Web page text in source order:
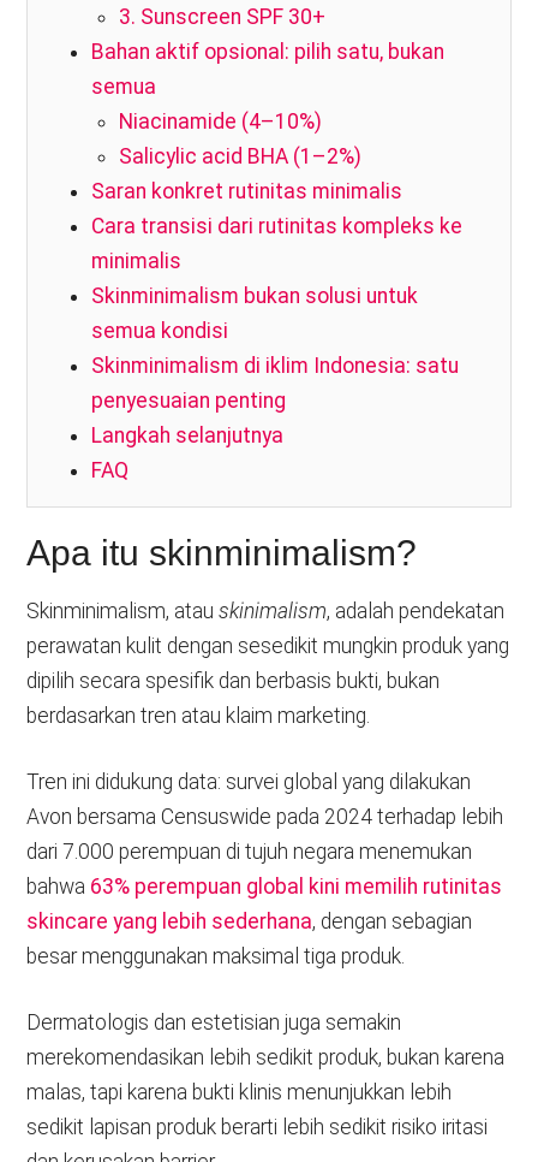
3. Sunscreen SPF 30+
Bahan aktif opsional: pilih satu, bukan
semua
Niacinamide (4–10%)
Salicylic acid BHA (1–2%)
Saran konkret rutinitas minimalis
Cara transisi dari rutinitas kompleks ke
minimalis
Skinminimalism bukan solusi untuk
semua kondisi
Skinminimalism di iklim Indonesia: satu
penyesuaian penting
Langkah selanjutnya
FAQ
Apa itu skinminimalism?
Skinminimalism, atauskinimalism, adalah pendekatan
perawatan kulit dengan sesedikit mungkin produk yang
dipilih secara spesifik dan berbasis bukti, bukan
berdasarkan tren atau klaim marketing.
Tren ini didukung data: survei global yang dilakukan
Avon bersama Censuswide pada 2024 terhadap lebih
dari 7.000 perempuan di tujuh negara menemukan
bahwa 63% perempuan global kini memilih rutinitas
skincare yang lebih sederhana, dengan sebagian
besar menggunakan maksimal tiga produk.
Dermatologis dan estetisian juga semakin
merekomendasikan lebih sedikit produk, bukan karena
malas, tapi karena bukti klinis menunjukkan lebih
sedikit lapisan produk berarti lebih sedikit risiko iritasi